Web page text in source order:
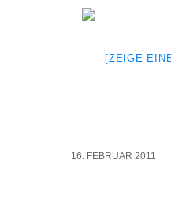
[ZEI­GE
16. FEBRUAR 2011
/